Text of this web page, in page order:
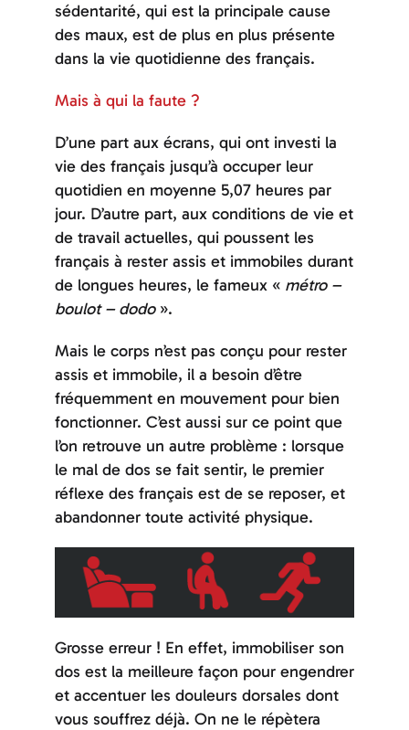
sédentarité, qui est la principale cause
des maux, est de plus en plus présente
dans la vie quotidienne des français.
Mais à qui la faute ?
D’une part aux écrans, qui ont investi la
vie des français jusqu’à occuper leur
quotidien en moyenne 5,07 heures par
jour. D’autre part, aux conditions de vie et
de travail actuelles, qui poussent les
français à rester assis et immobiles durant
de longues heures, le fameux « métro –
boulot – dodo».
Mais le corps n’est pas conçu pour rester
assis et immobile, il a besoin d’être
fréquemment en mouvement pour bien
fonctionner. C’est aussi sur ce point que
l’on retrouve un autre problème : lorsque
le mal de dos se fait sentir, le premier
réflexe des français est de se reposer, et
abandonner toute activité physique.
Grosse erreur ! En effet, immobiliser son
dos est la meilleure façon pour engendrer
et accentuer les douleurs dorsales dont
vous souffrez déjà. On ne le répètera